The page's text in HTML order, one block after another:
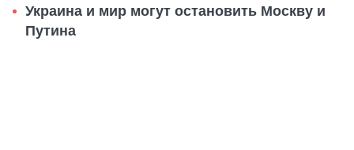
Украина и мир могут остановить Москву и
Путина